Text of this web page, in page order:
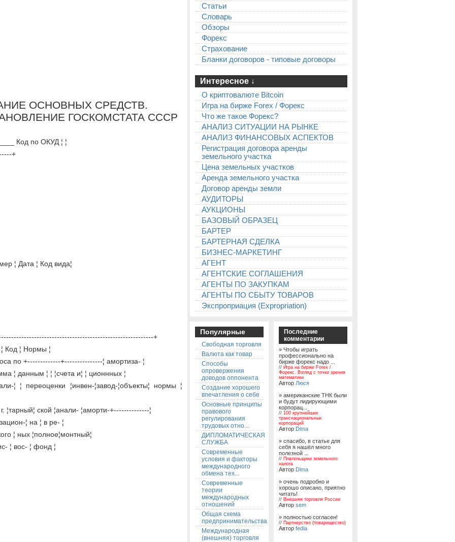
ОСНОВНЫХ СРЕДСТВ.
ГОСКОМСТАТА СССР
Код по ОКУД ¦ ¦
+
¦ Дата ¦ Код вида¦
+
Код ¦ Нормы ¦
по +-------------+---------------¦ амортиза- ¦
¦ данным ¦ ¦ ¦счета и¦ ¦ ционнных ¦
¦ ¦ переоценки ¦инвен-¦завод-¦объекты¦ нормы ¦
г. ¦тарный¦ ской ¦анали- ¦аморти-+--------------¦
¦ на ¦ в ре- ¦
¦ ных ¦полное¦монтный¦
¦ вос- ¦ фонд ¦
Статьи
Словарь
Обзоры
Форекс
Страхование
Бланки договоров - типовые договоры
Интересное ↓
О криптовалюте Bitcoin
Игра на бирже Forex / Форекс
Что же такое Форекс?
АНАЛИЗ СИТУАЦИИ НА РЫНКЕ
АНАЛИЗ ФИНАНСОВЫХ АСПЕКТОВ
Регистрация договора аренды
земельного участка
Цена земельных участков
Аренда земельного участка
Договор аренды земли
АУДИТОРЫ
АУКЦИОНЫ
БАЗОВЫЙ ОБРАЗЕЦ
БАРТЕР
БАРТЕРНАЯ СДЕЛКА
БИЗНЕС-МАРКЕТИНГ
АГЕНТ
АГЕНТСКИЕ СОГЛАШЕНИЯ
АГЕНТЫ ПО ЗАКУПКАМ
АГЕНТЫ ПО СБЫТУ ТОВАРОВ
Экспроприация (Expropriation)
Популярные
Свободная торговля
Валюта как товар
Способы
опровержения
доводов оппонента
Создание хорошего
впечатления о себе
Основные принципы
правового
регулирования
трудовых отно...
ДИПЛОМАТИЧЕСКАЯ
СЛУЖБА
Современные
условия и факторы
международного
обмена тех...
Современные
теории
международных
отношений
Общая схема
предпринимательства
Международная
(внешняя) торговля
Последние
комментарии
» Чтобы играть
профессионально на
бирже форекс надо ...
// Игра на бирже Forex /
Форекс. Взгляд с точки зрения
математики
Автор Люся
» американские ТНК были
и будут лидирующими
корпорац...
// 100 крупнейших
транснациональных
корпораций
Автор Dima
» спасибо, в статье для
себя я нашёл много
полезной ...
// Плательщики земельного
налога
Автор Dima
» очень подробно и
хорошо описано, приятно
читать!
// Внешняя торговля России
Автор sem
» полностью согласен!
// Партнерство (товарищество)
Автор fedia